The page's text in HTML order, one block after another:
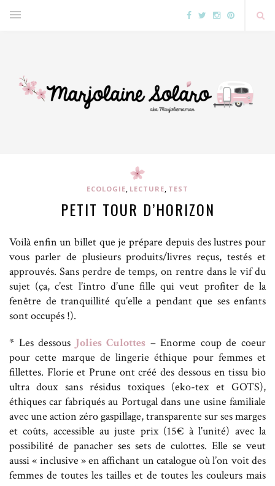
ECOLOGIE, LECTURE, TEST
PETIT TOUR D’HORIZON
Voilà enfin un billet que je prépare depuis des lustres pour
vous parler de plusieurs produits/livres reçus, testés et
approuvés. Sans perdre de temps, on rentre dans le vif du
sujet (ça, c’est l’intro d’une fille qui veut profiter de la
fenêtre de tranquillité qu’elle a pendant que ses enfants
sont occupés !).
* Les dessous Jolies Culottes – Enorme coup de coeur
pour cette marque de lingerie éthique pour femmes et
fillettes. Florie et Prune ont créé des dessous en tissu bio
ultra doux sans résidus toxiques (eko-tex et GOTS),
éthiques car fabriqués au Portugal dans une usine familiale
avec une action zéro gaspillage, transparente sur ses marges
et coûts, accessible au juste prix (15€ à l’unité) avec la
possibilité de panacher ses sets de culottes. Elle se veut
aussi « inclusive » en affichant un catalogue où l’on voit des
femmes de toutes les tailles et de toutes les couleurs mais